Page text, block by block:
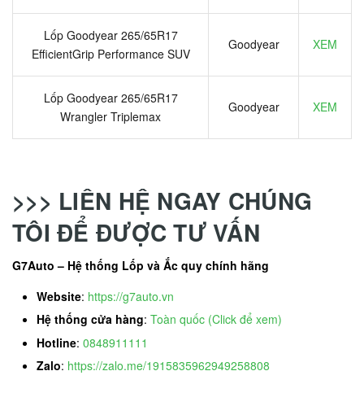
Lốp Goodyear 265/65R17
EfficientGrip Performance SUV
Goodyear XEM
Lốp Goodyear 265/65R17
Wrangler Triplemax
Goodyear XEM
>>> LIÊN HỆ NGAY CHÚNG
TÔI ĐỂ ĐƯỢC TƯ VẤN
G7Auto – Hệ thống Lốp và Ắc quy chính hãng
Website: https://g7auto.vn
Hệ thống cửa hàng: Toàn quốc (Click để xem)
Hotline: 0848911111
Zalo: https://zalo.me/1915835962949258808